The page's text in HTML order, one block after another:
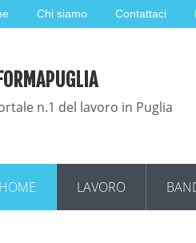
Chi siamo Contattaci
n.1 del lavoro in Puglia
HOME LAVORO